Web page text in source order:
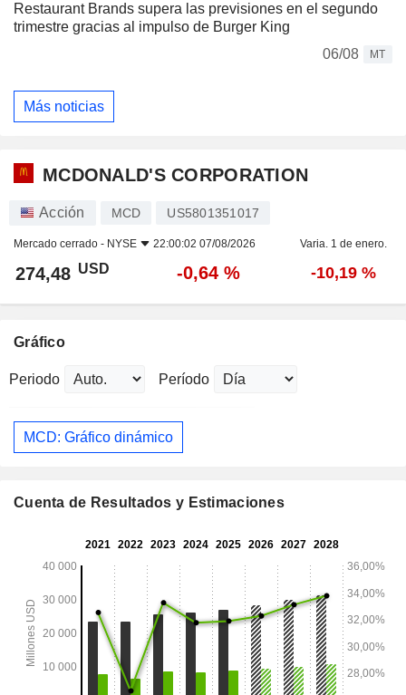
Restaurant Brands supera las previsiones en el segundo
trimestre gracias al impulso de Burger King
06/08
MT
Más noticias
MCDONALD'S CORPORATION
Acción MCD US5801351017
Mercado cerrado - NYSE 22:00:02 07/08/2026 Varia. 1 de enero.
274,48 USD -0,64 % -10,19 %
Gráfico
Periodo Período
MCD: Gráfico dinámico
Cuenta de Resultados y Estimaciones